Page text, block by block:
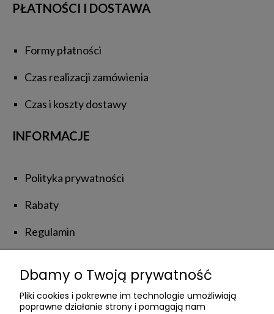
PŁATNOŚCI I DOSTAWA
Formy płatności
Czas realizacji zamówienia
Czas i koszty dostawy
INFORMACJE
Polityka prywatności
Rabaty
Regulamin
NATUROLOVE
Dbamy o Twoją prywatność
Pliki cookies i pokrewne im technologie umożliwiają
poprawne działanie strony i pomagają nam